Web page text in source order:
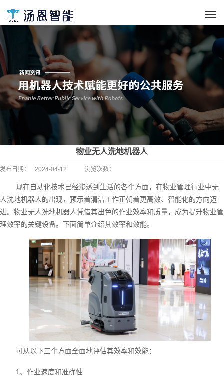
物业无人洗地机器人
发布日期： 2024-04-12 浏览次数：
现在自动化技术已经渗透到生活的各个方面，在物业管理行业中无
人洗地机器人的出现，预示着清洁工作正朝着更高效、智能化的方向迈
进。物业无人洗地机器人凭借其出色的作业效率和质量，成为提升物业管
理效率的关键设备。下面简单介绍其效率和效能。
可从以下三个方面全面地评估其效率和效能：
1、作业速度和准确性